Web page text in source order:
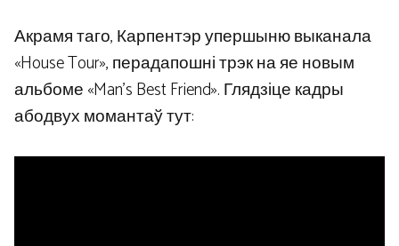
Акрамя таго, Карпентэр упершыню выканала
«House Tour», перадапошні трэк на яе новым
альбоме «Man’s Best Friend». Глядзіце кадры
абодвух момантаў тут: